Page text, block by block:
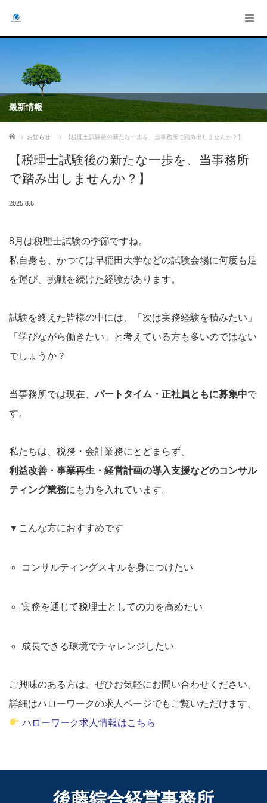
最新情報
ホーム お知らせ 【税理士試験後の新たな一歩を、当事務所で踏み出しませんか？】
【税理士試験後の新たな一歩を、当事務所
で踏み出しませんか？】
2025.8.6
8月は税理士試験の季節ですね。
私自身も、かつては早稲田大学などの試験会場に何度も足
を運び、挑戦を続けた経験があります。
試験を終えた皆様の中には、「次は実務経験を積みたい」
「学びながら働きたい」と考えている方も多いのではない
でしょうか？
当事務所では現在、パートタイム・正社員ともに募集中で
す。
私たちは、税務・会計業務にとどまらず、
利益改善・事業再生・経営計画の導入支援などのコンサル
ティング業務にも力を入れています。
▼こんな方におすすめです
コンサルティングスキルを身につけたい
実務を通じて税理士としての力を高めたい
成長できる環境でチャレンジしたい
ご興味のある方は、ぜひお気軽にお問い合わせください。
詳細はハローワークの求人ページでもご覧いただけます。
ハローワーク求人情報はこちら
後藤綜合経営事務所